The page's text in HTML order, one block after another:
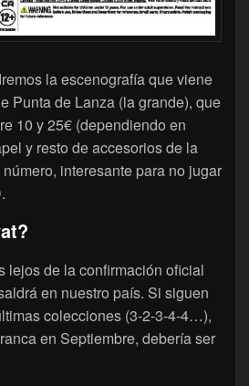
la escenografía que viene
Punta de Lanza (la grande), que
10 y 25€ (dependiendo en
y resto de accesorios de la
interesante para no jugar
lejos de la confirmación oficial
en nuestro país. Si siguen
colecciones (3-2-3-4-4…),
en Septiembre, debería ser